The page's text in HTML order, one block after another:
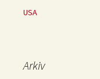
USA
Arkiv